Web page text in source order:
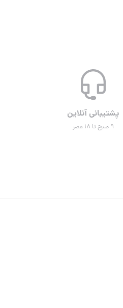
پشتیبانی آنلاین
۹ صبح تا ۱۸ عصر